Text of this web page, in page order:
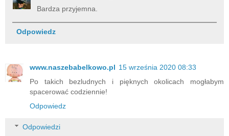
Bardza przyjemna.
Odpowiedz
www.naszebabelkowo.pl 15 września 2020 08:33
Po takich bezludnych i pięknych okolicach mogłabym
spacerować codziennie!
Odpowiedz
Odpowiedzi